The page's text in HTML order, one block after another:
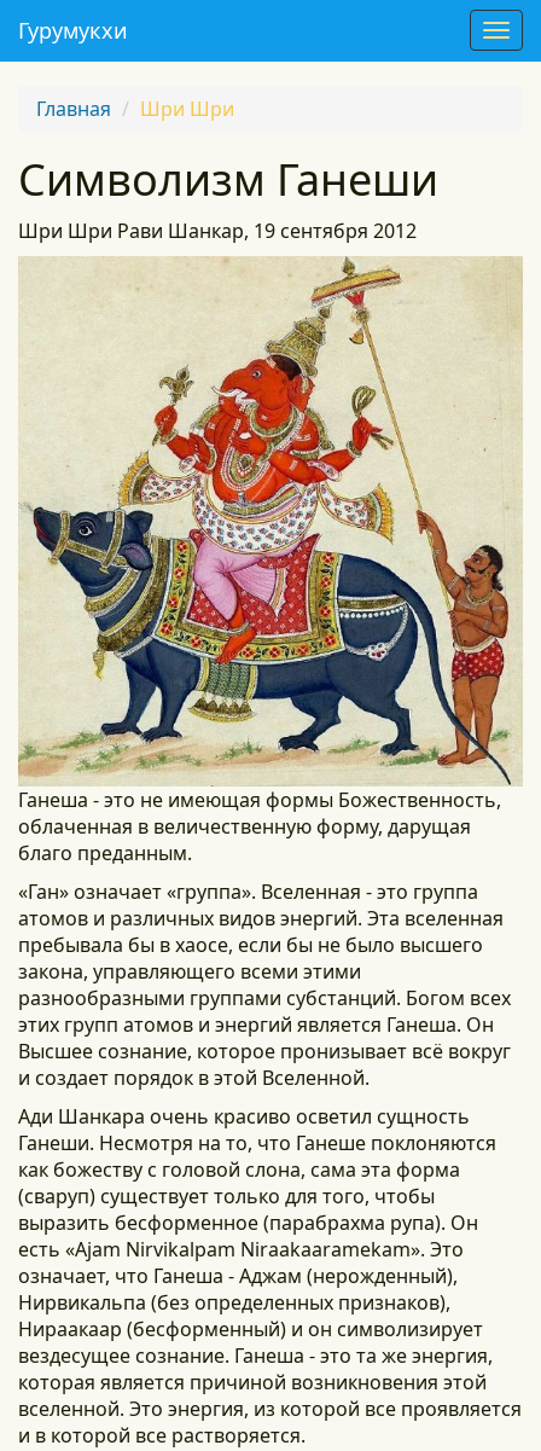
T
o
Гурумукхи
Главная Шри Шри
Символизм Ганеши
Шри Шри Рави Шанкар, 19 сентября 2012
Ганеша - это не имеющая формы Божественность,
облаченная в величественную форму, дарущая
благо преданным.
«Ган» означает «группа». Вселенная - это группа
атомов и различных видов энергий. Эта вселенная
пребывала бы в хаосе, если бы не было высшего
закона, управляющего всеми этими
разнообразными группами субстанций. Богом всех
этих групп атомов и энергий является Ганеша. Он
Высшее сознание, которое пронизывает всё вокруг
и создает порядок в этой Вселенной.
Ади Шанкара очень красиво осветил сущность
Ганеши. Несмотря на то, что Ганеше поклоняются
как божеству с головой слона, сама эта форма
(сваруп) существует только для того, чтобы
выразить бесформенное (парабрахма рупа). Он
есть «Ajam Nirvikalpam Niraakaaramekam». Это
означает, что Ганеша - Аджам (нерожденный),
Нирвикальпа (без определенных признаков),
Нираакаар (бесформенный) и он символизирует
вездесущее сознание. Ганеша - это та же энергия,
которая является причиной возникновения этой
вселенной. Это энергия, из которой все проявляется
и в которой все растворяется.